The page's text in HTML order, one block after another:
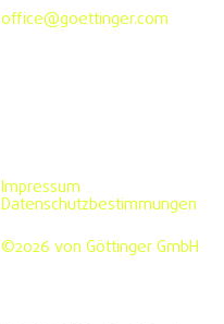
office@goettinger.com
Impressum
Datenschutzbestimmungen
©2026 von Göttinger GmbH